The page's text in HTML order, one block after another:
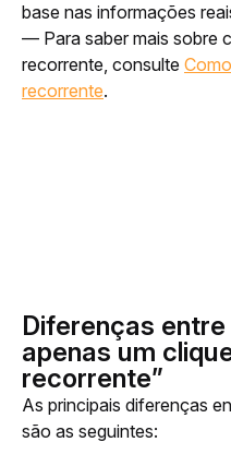
base nas informações
— Para saber mais sobre
recorrente, consulte
recorrente.
Diferenças
apenas um
recorrente”
As principais diferenças
são as seguintes: